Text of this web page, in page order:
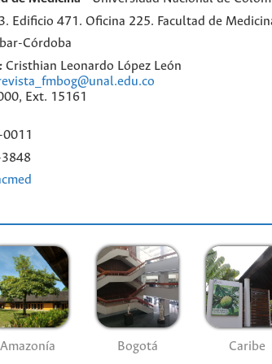
Edificio 471. Oficina 225. Facultad de
Córdoba
Cristhian Leonardo López León
Ext. 15161
Amazonía Bogotá Caribe